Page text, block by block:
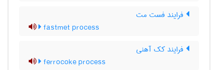
فرایند فست مت
fastmet process
فرایند کک آهنی
ferrocoke process